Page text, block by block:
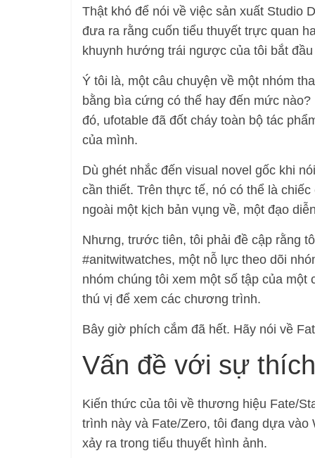
Thật khó để nói về việc sản xuất Studio
đưa ra rằng cuốn tiểu thuyết trực quan
khuynh hướng trái ngược của tôi bắt
Ý tôi là, một câu chuyện về một nhóm
bằng bìa cứng có thể hay đến mức
đó, ufotable đã đốt cháy toàn bộ tác
của mình.
Dù ghét nhắc đến visual novel gốc khi
cần thiết. Trên thực tế, nó có thể là
ngoài một kịch bản vụng về, một đạo
Nhưng, trước tiên, tôi phải đề cập rằng
#anitwitwatches, một nỗ lực theo dõi
nhóm chúng tôi xem một số tập của
thú vị để xem các chương trình.
Bây giờ phích cắm đã hết. Hãy nói về
Vấn đề với sự
Kiến thức của tôi về thương hiệu Fate/
trình này và Fate/Zero, tôi đang dựa
xảy ra trong tiểu thuyết hình ảnh.